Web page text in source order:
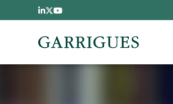
Pasar al contenido principal